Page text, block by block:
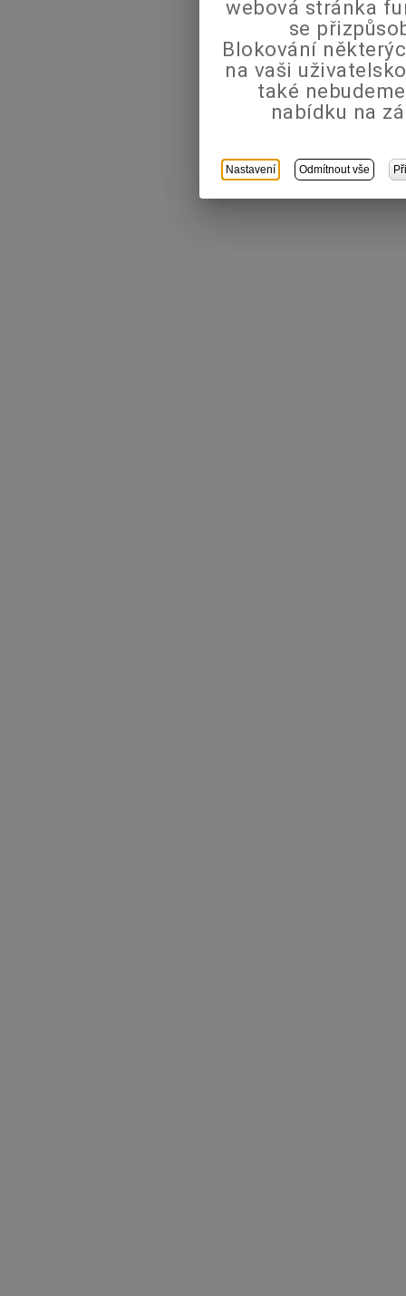
webová stránka
se
Blokování
na vaši
také
nabídku na
Nastavení Odmítnout vše